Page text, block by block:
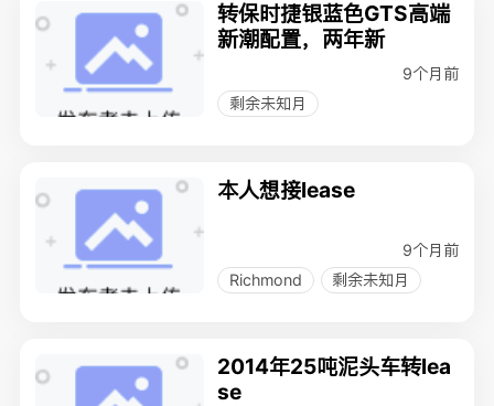
转保时捷银蓝色GTS高端
新潮配置，两年新
9个月前
剩余未知月
本人想接lease
9个月前
Richmond
剩余未知月
2014年25吨泥头车转lea
se